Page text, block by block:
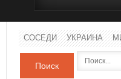
СОСЕДИ УКРАИНА
Поиск